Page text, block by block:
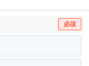
必須